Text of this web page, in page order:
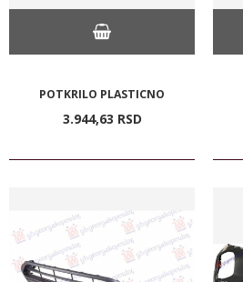
POTKRILO PLASTICNO
3.944,63 RSD